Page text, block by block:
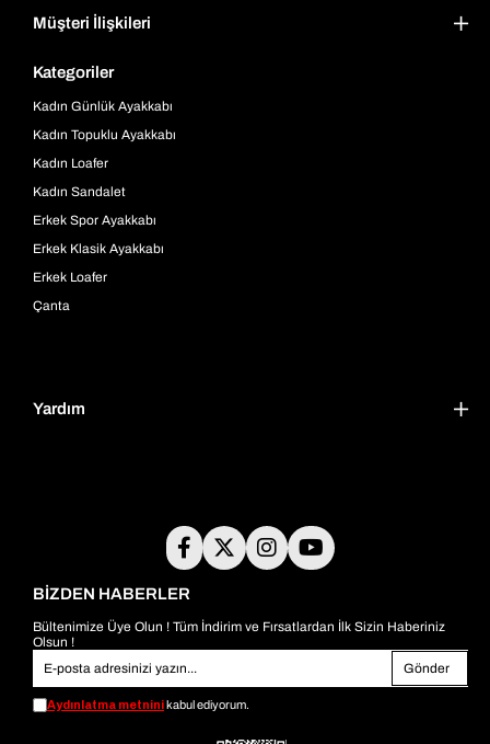
Müşteri İlişkileri
Kategoriler
Kadın Günlük Ayakkabı
Kadın Topuklu Ayakkabı
Kadın Loafer
Kadın Sandalet
Erkek Spor Ayakkabı
Erkek Klasik Ayakkabı
Erkek Loafer
Çanta
Yardım
BİZDEN HABERLER
Bültenimize Üye Olun ! Tüm İndirim ve Fırsatlardan İlk Sizin Haberiniz
Olsun !
Gönder
Aydınlatma metnini kabul ediyorum.